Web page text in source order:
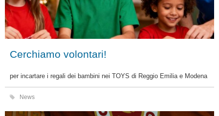
Cerchiamo volontari!
per incartare i regali dei bambini nei TOYS di Reggio Emilia e Modena
News